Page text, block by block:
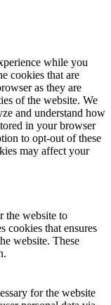
while you
cookies that are
as they are
of the website. We
and understand how
in your browser
to opt-out of these
may affect your
the website to
cookies that ensures
website. These
for the website